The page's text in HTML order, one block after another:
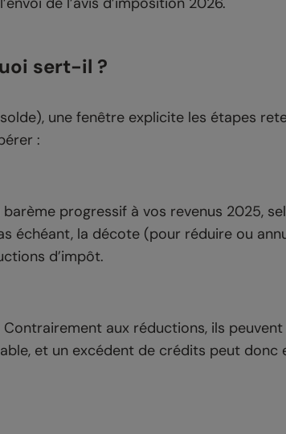
sert-il ?
une fenêtre explicite les étapes
:
progressif à vos revenus 2025,
échéant, la décote (pour réduire ou
d’impôt.
aux réductions, ils
et un excédent de crédits peut donc